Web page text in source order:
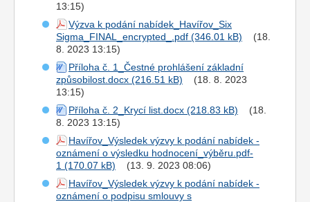
13:15)
Výzva k podání nabídek_Havířov_Six
Sigma_FINAL_encrypted_.pdf
(18.
8. 2023 13:15)
Příloha č. 1_Čestné prohlášení základní
způsobilost.docx
(18. 8. 2023
13:15)
Příloha č. 2_Krycí list.docx
(18.
8. 2023 13:15)
Havířov_Výsledek výzvy k podání nabídek -
oznámení o výsledku hodnocení_výběru.pdf-
1
(13. 9. 2023 08:06)
Havířov_Výsledek výzvy k podání nabídek -
oznámení o podpisu smlouvy s